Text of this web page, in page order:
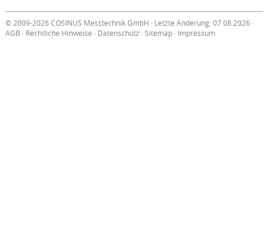
© 2009-2026 COSINUS Messtechnik GmbH · Letzte Änderung: 07.08.2026 ·
AGB · Rechtliche Hinweise · Datenschutz · Sitemap· Impressum